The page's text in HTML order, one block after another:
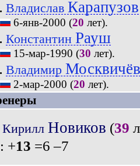
Владислав Карапузов
6-янв-2000 (20 лет).
Константин Рауш
15-мар-1990 (30 лет).
Владимир Москвичёв
2-мар-2000 (20 лет).
Кирилл Новиков (39
: +13 =6 –7